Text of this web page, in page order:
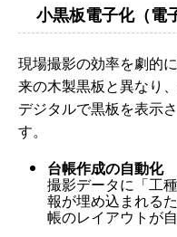
小黒板電子化（電
現場撮影の効率を劇的
来の木製黒板と異なり
デジタルで黒板を表示
す。
台帳作成の自動化
撮影データに「工
報が埋め込まれる
帳のレイアウトが